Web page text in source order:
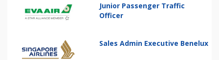
Junior Passenger Traffic
Officer
Sales Admin Executive Benelux